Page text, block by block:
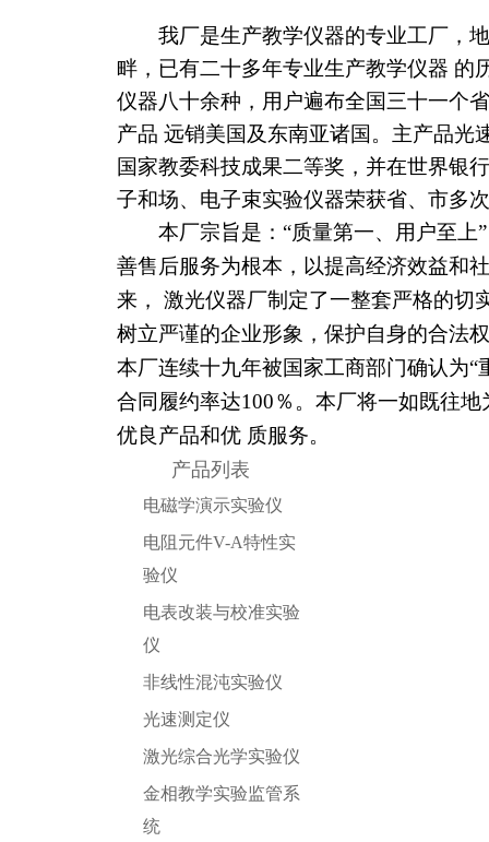
我厂是生产教学仪器的专业工厂，地
畔，已有二十多年专业生产教学仪器 的
仪器八十余种，用户遍布全国三十一个
产品 远销美国及东南亚诸国。主产品光
国家教委科技成果二等奖，并在世界银
子和场、电子束实验仪器荣获省、市
本厂宗旨是：“质量第一、用户至上”
善售后服务为根本，以提高经济效益和
来， 激光仪器厂制定了一整套严格的切
树立严谨的企业形象，保护自身的合法
本厂连续十九年被国家工商部门确认为“
合同履约率达100％。本厂将一如既往
优良产品和优 质服务。
产品列表
电磁学演示实验仪
电阻元件V-A特性实
验仪
电表改装与校准实验
仪
非线性混沌实验仪
光速测定仪
激光综合光学实验仪
金相教学实验监管系
统